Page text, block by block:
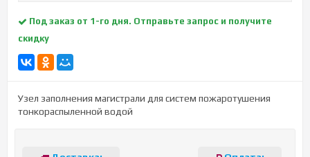
Под заказ от 1-го дня. Отправьте запрос и получите
скидку
Узел заполнения магистрали для систем пожаротушения
тонкораспыленной водой